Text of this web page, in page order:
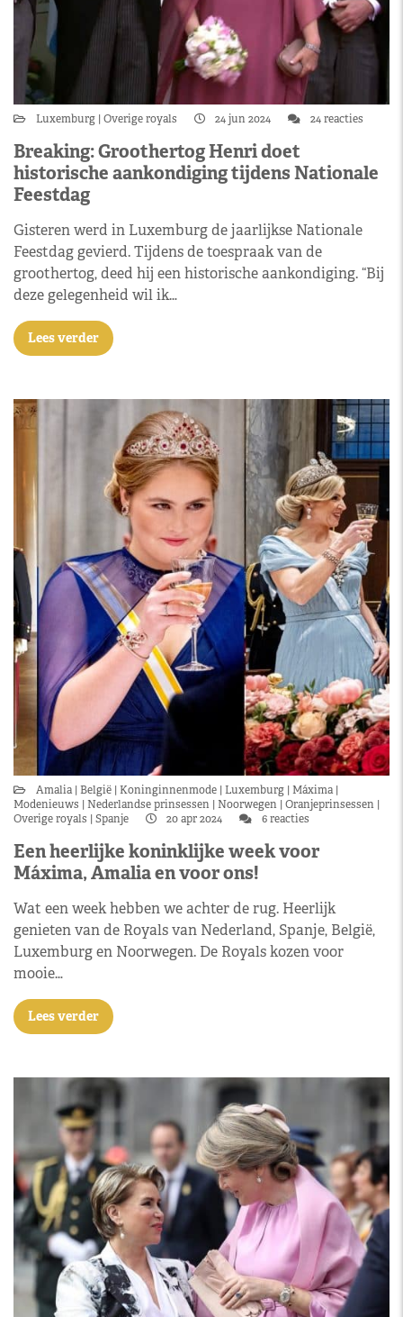
Luxemburg Overige royals 24 jun 2024 24 reacties
Breaking: Groothertog Henri doet
historische aankondiging tijdens Nationale
Feestdag
Gisteren werd in Luxemburg de jaarlijkse Nationale
Feestdag gevierd. Tijdens de toespraak van de
groothertog, deed hij een historische aankondiging. “Bij
deze gelegenheid wil ik…
Lees verder
Amalia België Koninginnenmode Luxemburg Máxima
Modenieuws
Nederlandse prinsessen Noorwegen Oranjeprinsessen
Overige royals
Spanje 20 apr 2024 6 reacties
Een heerlijke koninklijke week voor
Máxima, Amalia en voor ons!
Wat een week hebben we achter de rug. Heerlijk
genieten van de Royals van Nederland, Spanje, België,
Luxemburg en Noorwegen. De Royals kozen voor
mooie…
Lees verder